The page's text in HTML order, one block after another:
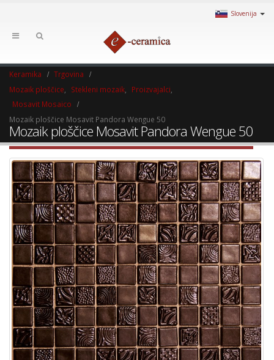
Slovenija
Keramika
Trgovina
Mozaik ploščice
Stekleni mozaik Proizvajalci
Mosavit Mosaico
Mozaik ploščice Mosavit Pandora Wengue 50
Mozaik ploščice Mosavit Pandora Wengue 50